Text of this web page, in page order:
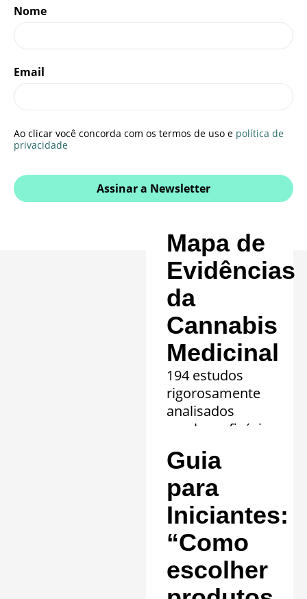
Nome
Email
Ao clicar você concorda com os termos de uso e política de
privacidade
Assinar a Newsletter
Mapa de
Evidências
da
Cannabis
Medicinal
194 estudos
rigorosamente
analisados
revelam eficácia
comprovada em
20 quadros
clínicos.
Saiba mais »
Guia
para
Iniciantes:
“Como
escolher